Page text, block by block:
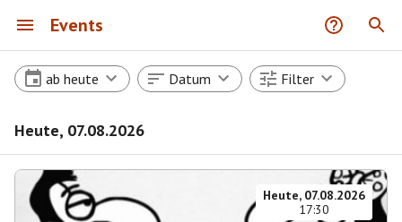
Events
ab heute Datum Filter
Heute, 07.08.2026
Heute, 07.08.2026
17:30